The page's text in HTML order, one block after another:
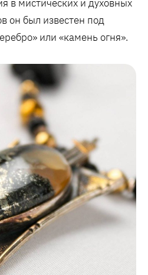
в мистических и духовных
он был известен под
или «камень огня».